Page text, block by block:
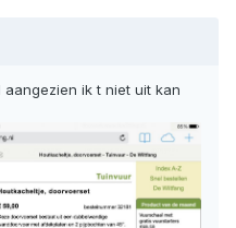
ik t niet uit kan